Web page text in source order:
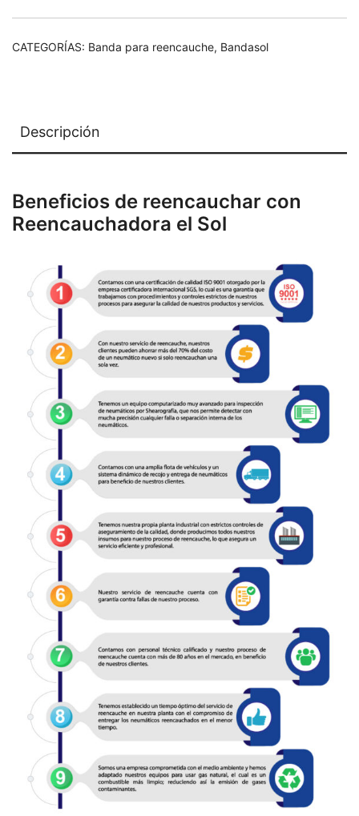
CATEGORÍAS: Banda para reencauche, Bandasol
Descripción
Beneficios de reencauchar con
Reencauchadora el Sol